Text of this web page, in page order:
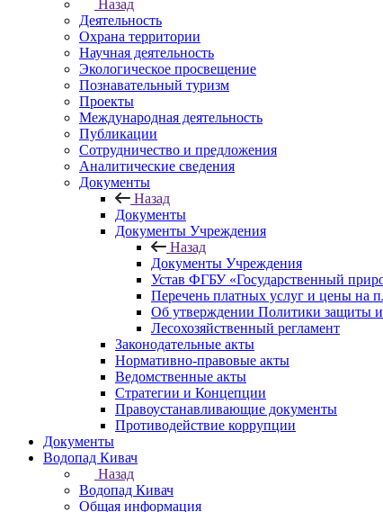
Назад
Деятельность
Охрана территории
Научная деятельность
Экологическое просвещение
Познавательный туризм
Проекты
Международная деятельность
Публикации
Сотрудничество и предложения
Аналитические сведения
Документы
Назад
Документы
Документы Учреждения
Назад
Документы Учреждения
Устав ФГБУ «Государственный
Перечень платных услуг и цены на
Об утверждении Политики защиты
Лесохозяйственный регламент
Законодательные акты
Нормативно-правовые акты
Ведомственные акты
Стратегии и Концепции
Правоустанавливающие документы
Противодействие коррупции
Документы
Водопад Кивач
Назад
Водопад Кивач
Общая информация